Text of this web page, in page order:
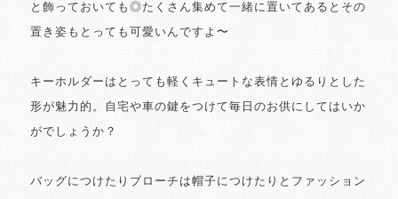
と飾っておいても◎たくさん集めて一緒に置いてあるとその
置き姿もとっても可愛いんですよ〜
キーホルダーはとっても軽くキュートな表情とゆるりとした
形が魅力的。自宅や車の鍵をつけて毎日のお供にしてはいか
がでしょうか？
バッグにつけたりブローチは帽子につけたりとファッション